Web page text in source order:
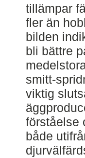
tillämpar
fler än
bilden
bli bättre
smitt-
viktig
förståelse
både